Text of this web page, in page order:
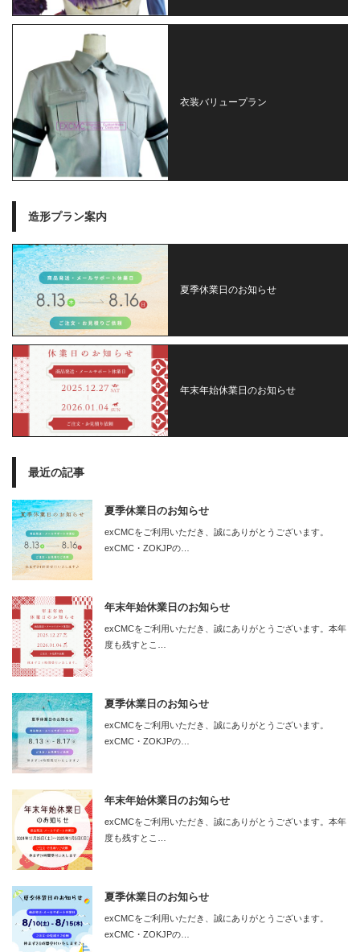
衣装バリュープラン
造形プラン案内
夏季休業日のお知らせ
年末年始休業日のお知らせ
最近の記事
夏季休業日のお知らせ
exCMCをご利用いただき、誠にありがとうございます。
exCMC・ZOKJPの…
年末年始休業日のお知らせ
exCMCをご利用いただき、誠にありがとうございます。本年
度も残すとこ…
夏季休業日のお知らせ
exCMCをご利用いただき、誠にありがとうございます。
exCMC・ZOKJPの…
年末年始休業日のお知らせ
exCMCをご利用いただき、誠にありがとうございます。本年
度も残すとこ…
夏季休業日のお知らせ
exCMCをご利用いただき、誠にありがとうございます。
exCMC・ZOKJPの…